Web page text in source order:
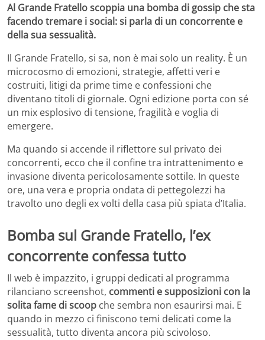
Al Grande Fratello scoppia una bomba di gossip che sta
facendo tremare i social: si parla di un concorrente e
della sua sessualità.
Il Grande Fratello, si sa, non è mai solo un reality. È un
microcosmo di emozioni, strategie, affetti veri e
costruiti, litigi da prime time e confessioni che
diventano titoli di giornale. Ogni edizione porta con sé
un mix esplosivo di tensione, fragilità e voglia di
emergere.
Ma quando si accende il riflettore sul privato dei
concorrenti, ecco che il confine tra intrattenimento e
invasione diventa pericolosamente sottile. In queste
ore, una vera e propria ondata di pettegolezzi ha
travolto uno degli ex volti della casa più spiata d’Italia.
Bomba sul Grande Fratello, l’ex
concorrente confessa tutto
Il web è impazzito, i gruppi dedicati al programma
rilanciano screenshot, commenti e supposizioni con la
solita fame di scoop che sembra non esaurirsi mai. E
quando in mezzo ci finiscono temi delicati come la
sessualità, tutto diventa ancora più scivoloso.